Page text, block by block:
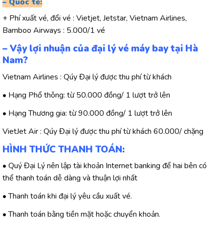
+ Phí xuất vé, đổi vé : Vietjet, Jetstar, Vietnam Airlines,
Bamboo Airways : 5.000/1 vé
– Vậy lợi nhuận của đại lý vé máy bay tại Hà
Nam?
Vietnam Airlines : Qúy Đại lý được thu phí từ khách
• Hạng Phổ thông: từ 50.000 đồng/ 1 lượt trở lên
• Hạng Thương gia: từ 90.000 đồng/ 1 lượt trở lên
VietJet Air : Qúy Đại lý được thu phí từ khách 60.000/ chặng
HÌNH THỨC THANH TOÁN:
• Quý Đại Lý nên lập tài khoản Internet banking để hai bên có
thể thanh toán dễ dàng và thuận lợi nhất
• Thanh toán khi đại lý yêu cầu xuất vé.
• Thanh toán bằng tiền mặt hoặc chuyển khoản.